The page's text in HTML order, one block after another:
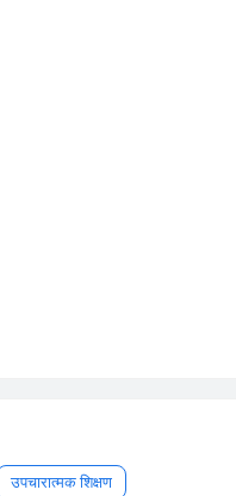
उपचारात्मक शिक्षण